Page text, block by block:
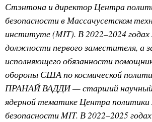
Стэнтона и директор Центра
безопасности в Массачусетском
институте (MIT). В 2022–2024 годах
должности первого заместителя, а
исполняющего обязанности
обороны США по космической
ПРАНАЙ ВАДДИ — старший научный
ядерной тематике Центра политики
безопасности MIT. В 2022–2025 годах